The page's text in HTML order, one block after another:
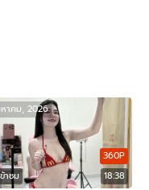
าชม 18:38
360P
าคม, 2026